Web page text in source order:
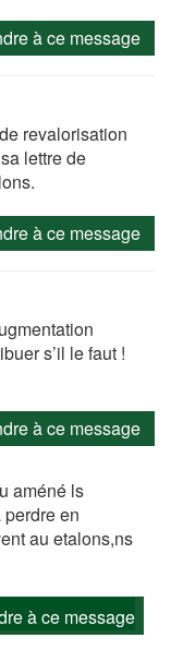
à ce message
revalorisation
lettre de
à ce message
s’il le faut !
à ce message
améné ls
en
au etalons,ns
à ce message